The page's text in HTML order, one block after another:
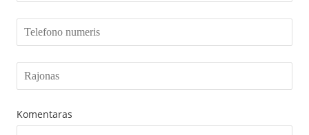
Komentaras